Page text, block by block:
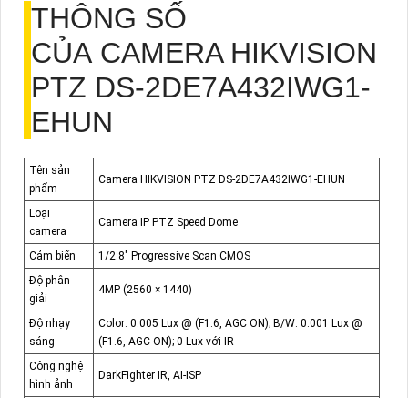
THÔNG SỐ
CỦA CAMERA HIKVISION
PTZ DS-2DE7A432IWG1-
EHUN
Tên sản
phẩm
Camera HIKVISION PTZ DS-2DE7A432IWG1-EHUN
Loại
camera
Camera IP PTZ Speed Dome
Cảm biến
1/2.8" Progressive Scan CMOS
Độ phân
giải
4MP (2560 × 1440)
Độ nhạy
sáng
Color: 0.005 Lux @ (F1.6, AGC ON); B/W: 0.001 Lux @
(F1.6, AGC ON); 0 Lux với IR
Công nghệ
hình ảnh
DarkFighter IR, AI-ISP